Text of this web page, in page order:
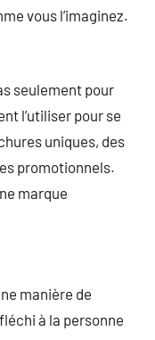
vous l’imaginez.
seulement pour
l’utiliser pour se
uniques, des
promotionnels.
marque
manière de
à la personne